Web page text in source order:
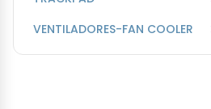
VENTILADORES-FAN COOLER